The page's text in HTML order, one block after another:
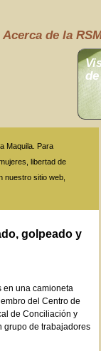
Acerca de la
Maquila. Para
libertad de
nuestro sitio web,
golpeado y
en una camioneta
del Centro de
de Conciliación y
grupo de trabajadores